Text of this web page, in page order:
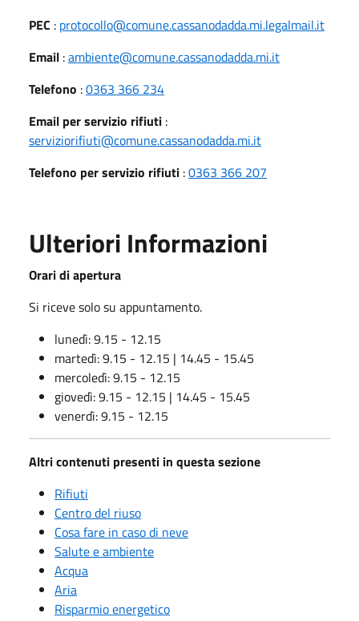
PEC : protocollo@comune.cassanodadda.mi.legalmail.it
Email :ambiente@comune.cassanodadda.mi.it
Telefono :0363 366 234
Email per servizio rifiuti :
serviziorifiuti@comune.cassanodadda.mi.it
Telefono per servizio rifiuti :0363 366 207
Ulteriori Informazioni
Orari di apertura
Si riceve solo su appuntamento.
lunedì: 9.15 - 12.15
martedì: 9.15 - 12.15 | 14.45 - 15.45
mercoledì: 9.15 - 12.15
giovedì: 9.15 - 12.15 | 14.45 - 15.45
venerdì: 9.15 - 12.15
Altri contenuti presenti in questa sezione
Rifiuti
Centro del riuso
Cosa fare in caso di neve
Salute e ambiente
Acqua
Aria
Risparmio energetico